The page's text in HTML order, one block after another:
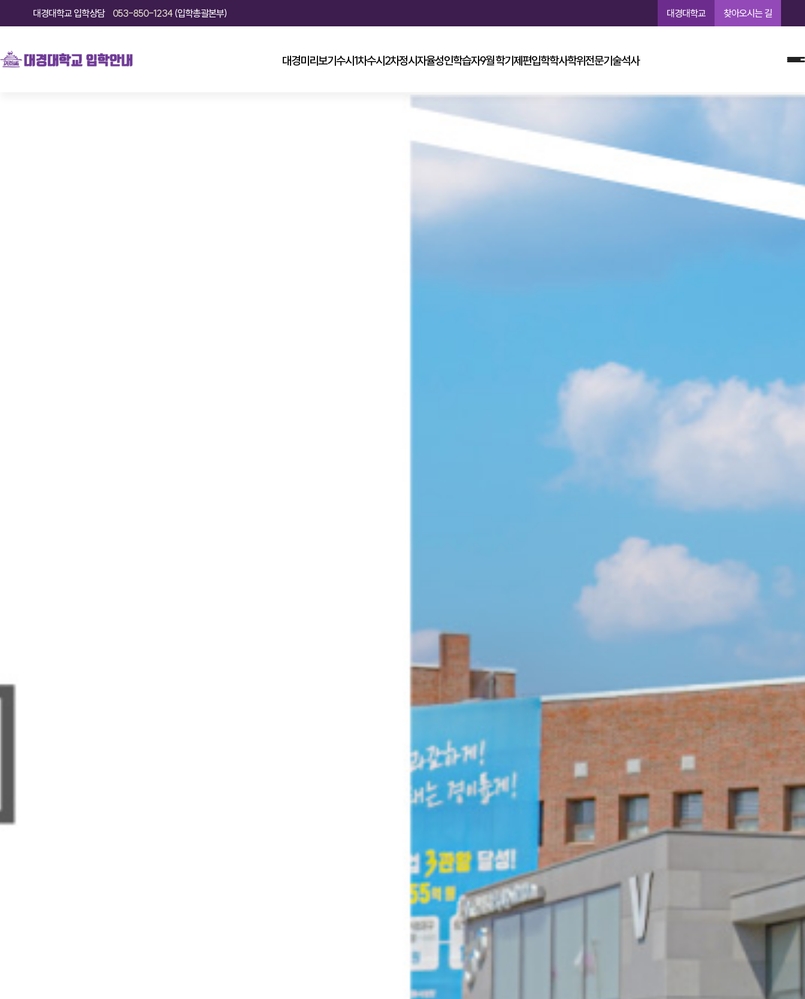
대경대학교 입학상담 053-850-1234 (입학총괄본부) 대경대학교 찾아오시는 길
대경미리보기수시1차수시2차정시자율성인학습자9월 학기제편입학학사학위전문기술석사